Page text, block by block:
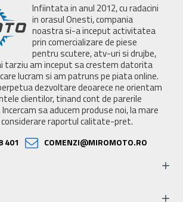
Infiintata in anul 2012, cu radacini
in orasul Onesti, compania
noastra si-a inceput activitatea
prin comercializare de piese
pentru scutere, atv-uri si drujbe,
tarziu am inceput sa crestem datorita
lucram si am patruns pe piata online.
dezvoltare deoarece ne orientam
clientilor, tinand cont de parerile
sa aducem produse noi, la mare
considerare raportul calitate-pret.
401
COMENZI@MIROMOTO.RO